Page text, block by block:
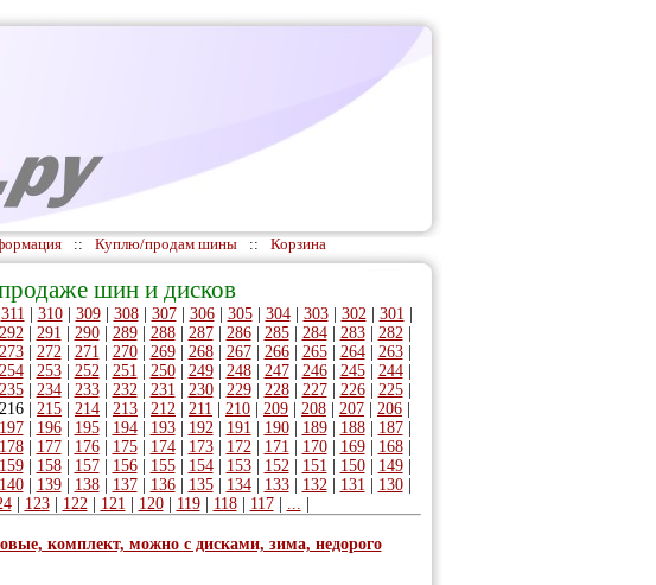
:: Куплю/продам шины :: Корзина
шин и дисков
311 310| 309| 308| 307| 306| 305| 304| 303| 302| 301
292| 291 290| 289| 288| 287| 286| 285| 284| 283| 282|
273| 272| 271 270| 269| 268| 267| 266| 265| 264| 263|
254| 253| 252| 251 250| 249| 248| 247| 246| 245| 244|
235| 234| 233| 232| 231 230| 229| 228| 227| 226| 225|
216 215 214 213 212 211 210 209 208 207 206
197| 196| 195| 194| 193| 192| 191 190| 189| 188| 187|
178| 177| 176| 175| 174| 173| 172| 171 170| 169| 168|
159| 158| 157| 156| 155| 154| 153| 152| 151 150| 149|
140| 139| 138| 137| 136| 135| 134| 133| 132| 131 130|
| 123| 122| 121 120| 119| 118| 117| ...
комплект, можно с дисками, зима, недорого